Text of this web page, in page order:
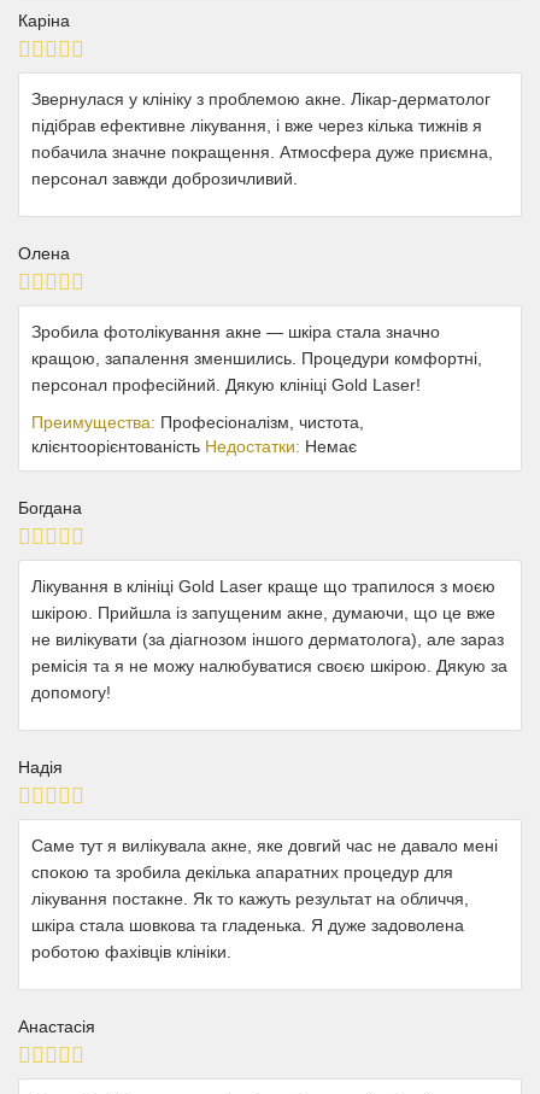
Каріна
Звернулася у клініку з проблемою акне. Лікар-дерматолог
підібрав ефективне лікування, і вже через кілька тижнів я
побачила значне покращення. Атмосфера дуже приємна,
персонал завжди доброзичливий.
Олена
Зробила фотолікування акне — шкіра стала значно
кращою, запалення зменшились. Процедури комфортні,
персонал професійний. Дякую клініці Gold Laser!
Преимущества: Професіоналізм, чистота,
клієнтоорієнтованість Недостатки: Немає
Богдана
Лікування в клініці Gold Laser краще що трапилося з моєю
шкірою. Прийшла із запущеним акне, думаючи, що це вже
не вилікувати (за діагнозом іншого дерматолога), але зараз
ремісія та я не можу налюбуватися своєю шкірою. Дякую за
допомогу!
Надія
Саме тут я вилікувала акне, яке довгий час не давало мені
спокою та зробила декілька апаратних процедур для
лікування постакне. Як то кажуть результат на обличчя,
шкіра стала шовкова та гладенька. Я дуже задоволена
роботою фахівців клініки.
Анастасія